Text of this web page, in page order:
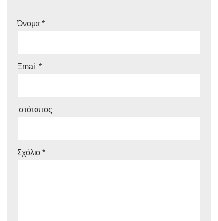
Όνομα *
Email *
Ιστότοπος
Σχόλιο *